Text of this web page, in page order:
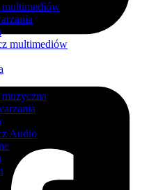
multimediów
Audio